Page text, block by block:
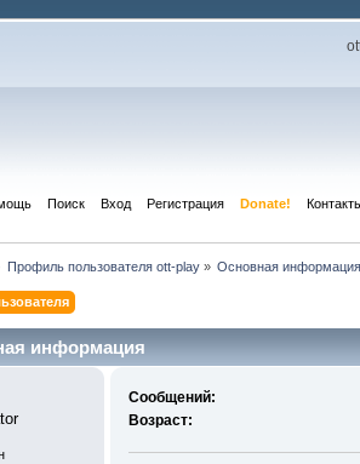
Поиск Вход Регистрация Donate!
Профиль пользователя ott-play» Основная информация
информация
Сообщений:
Возраст: